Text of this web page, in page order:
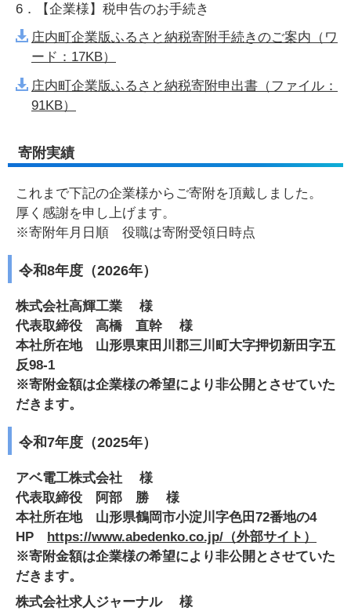
6．【企業様】税申告のお手続き
庄内町企業版ふるさと納税寄附手続きのご案内（ワ
ード：17KB）
庄内町企業版ふるさと納税寄附申出書（ファイル：
91KB）
寄附実績
これまで下記の企業様からご寄附を頂戴しました。
厚く感謝を申し上げます。
※寄附年月日順 役職は寄附受領日時点
令和8年度（2026年）
株式会社高輝工業 様
代表取締役 高橋 直幹 様
本社所在地 山形県東田川郡三川町大字押切新田字五
反98-1
※寄附金額は企業様の希望により非公開とさせていた
だきます。
令和7年度（2025年）
アベ電工株式会社 様
代表取締役 阿部 勝 様
本社所在地 山形県鶴岡市小淀川字色田72番地の4
HP https://www.abedenko.co.jp/ （外部サイト）
※寄附金額は企業様の希望により非公開とさせていた
だきます。
株式会社求人ジャーナル 様